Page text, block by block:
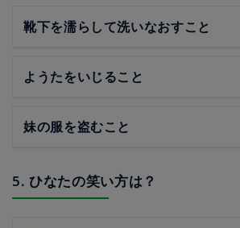
靴下を濡らして洗いなおすこと
ようたをいじること
妹の服を盗むこと
5. ひなたの笑い方は？